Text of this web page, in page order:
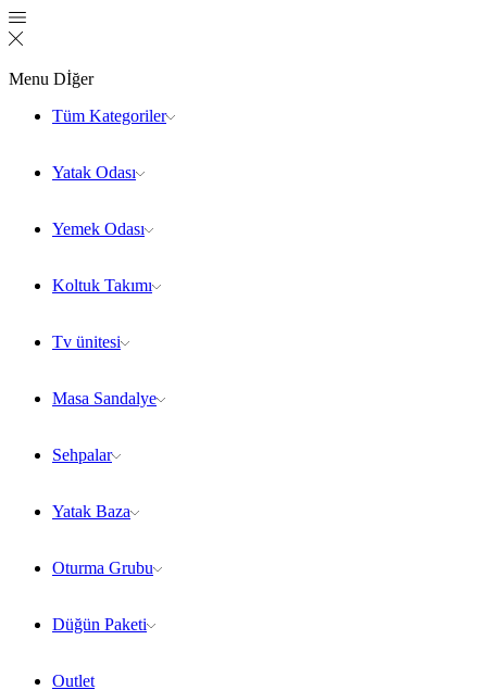
Menu Dİğer
Tüm Kategoriler
Yatak Odası
Yemek Odası
Koltuk Takımı
Tv ünitesi
Masa Sandalye
Sehpalar
Yatak Baza
Oturma Grubu
Düğün Paketi
Outlet